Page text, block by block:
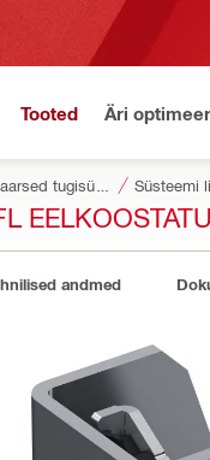
Tooted Äri
Süsteemi
andmed